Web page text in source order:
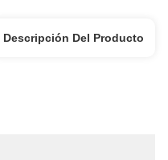
Descripción Del Producto